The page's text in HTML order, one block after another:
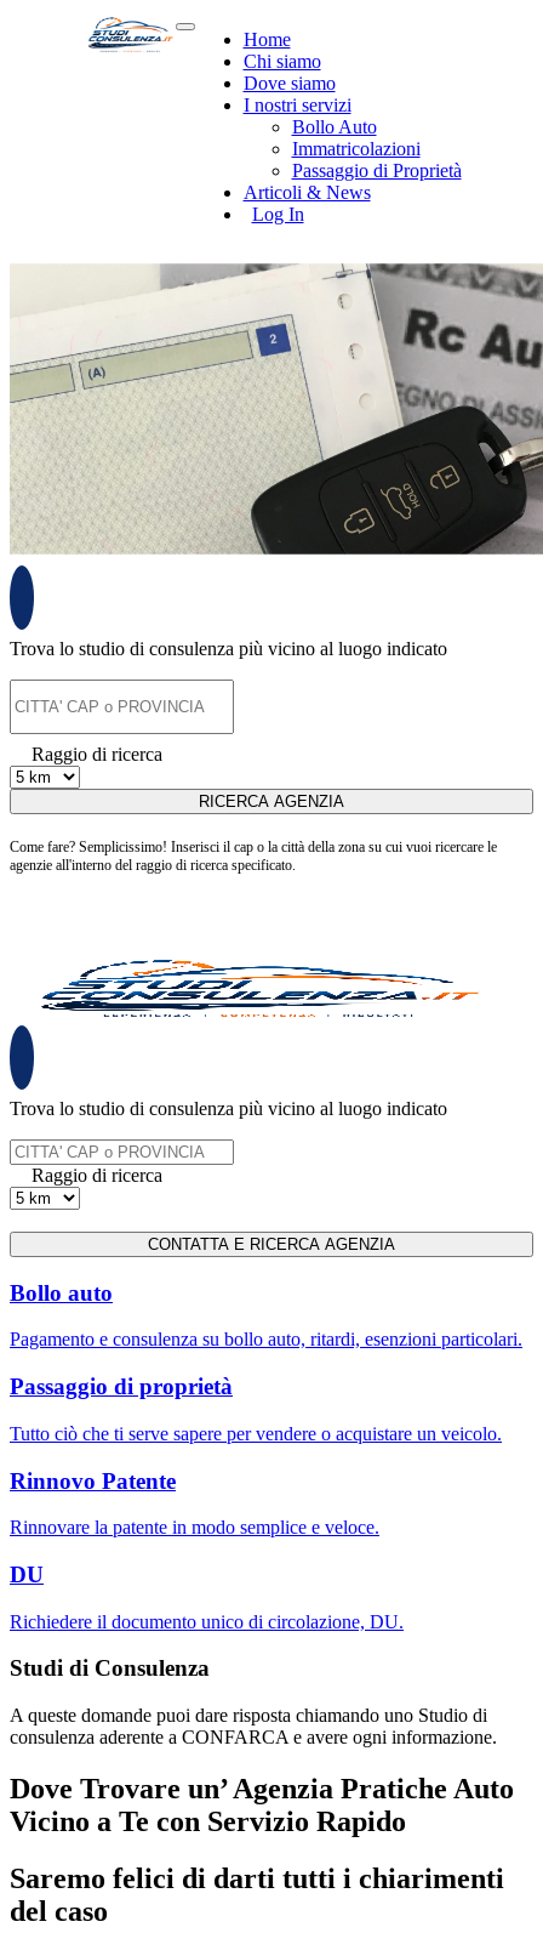
Home
Chi siamo
Dove siamo
I nostri servizi
Bollo Auto
Immatricolazioni
Passaggio di Proprietà
Articoli & News
Log In
Trova lo studio di consulenza più vicino al luogo indicato
Raggio di ricerca
Come fare? Semplicissimo! Inserisci il cap o la città della zona su cui vuoi ricercare le
agenzie all'interno del raggio di ricerca specificato.
Trova lo studio di consulenza più vicino al luogo indicato
Raggio di ricerca
Bollo auto
Pagamento e consulenza su bollo auto, ritardi, esenzioni particolari.
Passaggio di proprietà
Tutto ciò che ti serve sapere per vendere o acquistare un veicolo.
Rinnovo Patente
Rinnovare la patente in modo semplice e veloce.
DU
Richiedere il documento unico di circolazione, DU.
Studi di Consulenza
A queste domande puoi dare risposta chiamando uno Studio di
consulenza aderente a CONFARCA e avere ogni informazione.
Dove Trovare un’ Agenzia Pratiche Auto
Vicino a Te con Servizio Rapido
Saremo felici di darti tutti i chiarimenti
del caso